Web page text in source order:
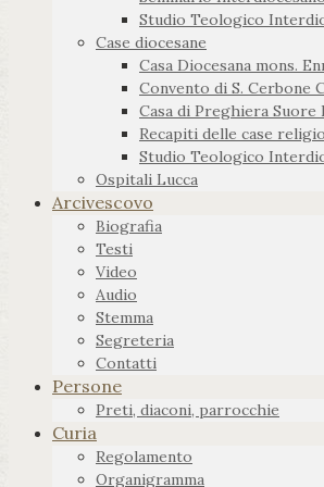
Studio Teologico
Case diocesane
Casa Diocesana mons.
Convento di S. Cerbone
Casa di Preghiera
Recapiti delle case
Studio Teologico
Ospitali Lucca
Arcivescovo
Biografia
Testi
Video
Audio
Stemma
Segreteria
Contatti
Persone
Preti, diaconi, parrocchie
Curia
Regolamento
Organigramma